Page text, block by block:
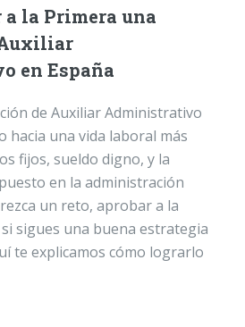
a la Primera una
en España
de Auxiliar Administrativo
hacia una vida laboral más
fijos, sueldo digno, y la
en la administración
un reto, aprobar a la
sigues una buena estrategia
te explicamos cómo lograrlo